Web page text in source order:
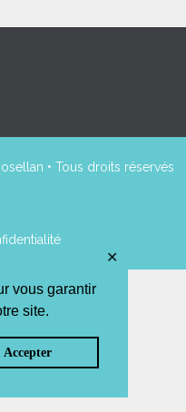
vous garantir
site.
Accepter
✕
• Tous droits réservés